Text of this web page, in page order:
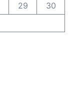
29
30